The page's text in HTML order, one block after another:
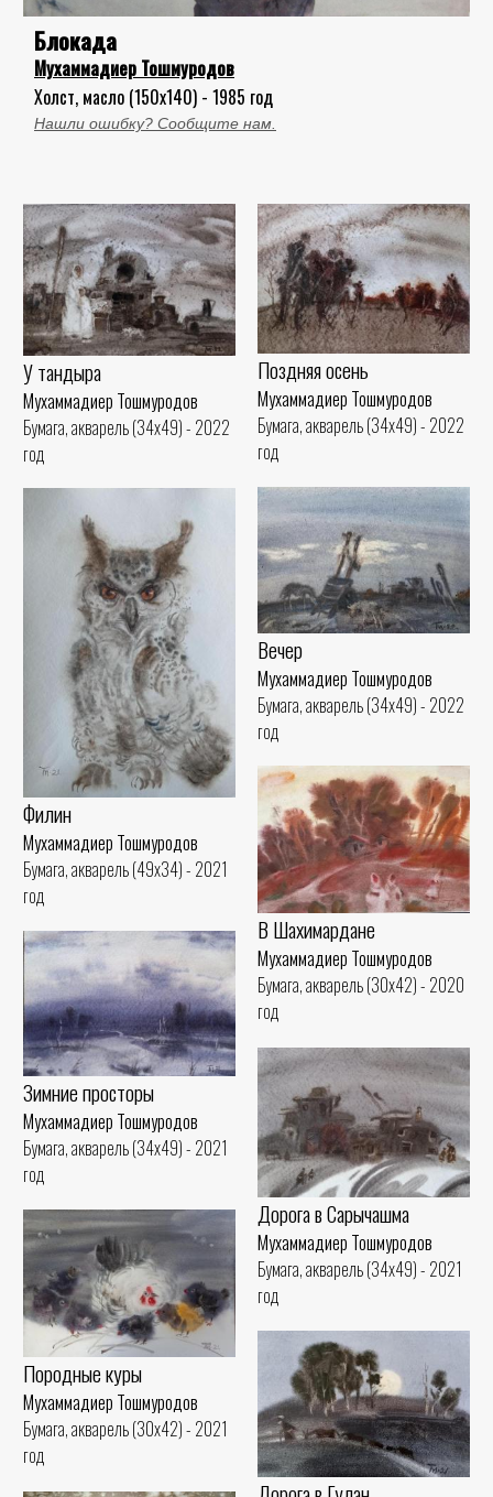
Блокада
Мухаммадиер Тошмуродов
Холст, масло (150x140) - 1985 год
Нашли ошибку? Сообщите нам.
У тандыра
Мухаммадиер Тошмуродов
Бумага, акварель (34x49) - 2022
год
Поздняя осень
Мухаммадиер Тошмуродов
Бумага, акварель (34x49) - 2022
год
Вечер
Мухаммадиер Тошмуродов
Бумага, акварель (34x49) - 2022
год
Филин
Мухаммадиер Тошмуродов
Бумага, акварель (49x34) - 2021
год
В Шахимардане
Мухаммадиер Тошмуродов
Бумага, акварель (30x42) - 2020
год
Зимние просторы
Мухаммадиер Тошмуродов
Бумага, акварель (34x49) - 2021
год
Дорога в Сарычашма
Мухаммадиер Тошмуродов
Бумага, акварель (34x49) - 2021
год
Породные куры
Мухаммадиер Тошмуродов
Бумага, акварель (30x42) - 2021
год